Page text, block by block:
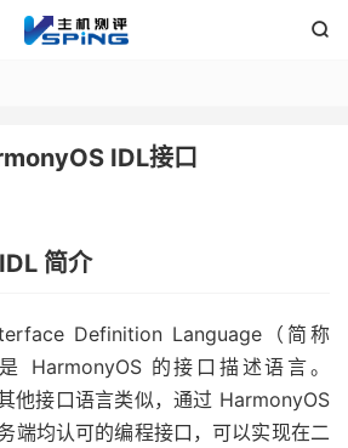

IDL接口
简介
Definition Language（简称
HarmonyOS 的接口描述语言。
他接口语言类似，通过 HarmonyOS
端均认可的编程接口，可以实现在二